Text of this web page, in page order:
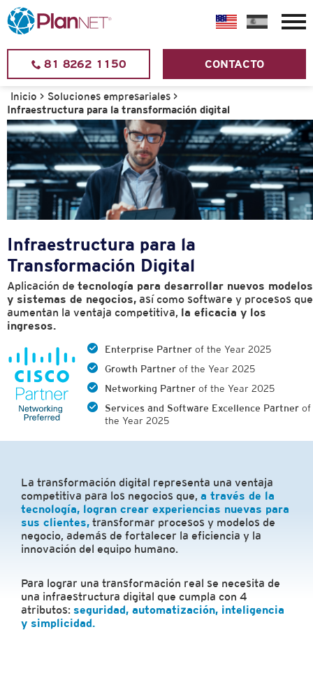
81 8262 1150 CONTACTO
Inicio > Soluciones empresariales >
Infraestructura para la transformación digital
Infraestructura para la
Transformación Digital
Aplicación de tecnología para desarrollar nuevos modelos
y sistemas de negocios, así como software y procesos que
aumentan la ventaja competitiva, la eficacia y los
ingresos.
Enterprise Partner of the Year 2025
Growth Partner of the Year 2025
Networking Partner of the Year 2025
Services and Software Excellence Partner of
the Year 2025
La transformación digital representa una ventaja
competitiva para los negocios que, a través de la
tecnología, logran crear experiencias nuevas para
sus clientes, transformar procesos y modelos de
negocio, además de fortalecer la eficiencia y la
innovación del equipo humano.
Para lograr una transformación real se necesita de
una infraestructura digital que cumpla con 4
atributos: seguridad, automatización, inteligencia
y simplicidad.